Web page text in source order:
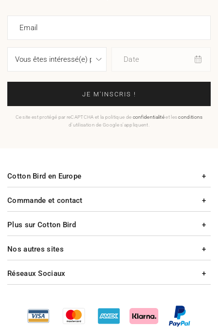
Email
Date
JE M'INSCRIS !
Ce site est protégé par reCAPTCHA et la politique de confidentialitéet lesconditions
d'utilisation de Google s'appliquent.
Commande et contact
Plus sur Cotton Bird
Cotton Bird en Europe
Nos autres sites
Réseaux Sociaux